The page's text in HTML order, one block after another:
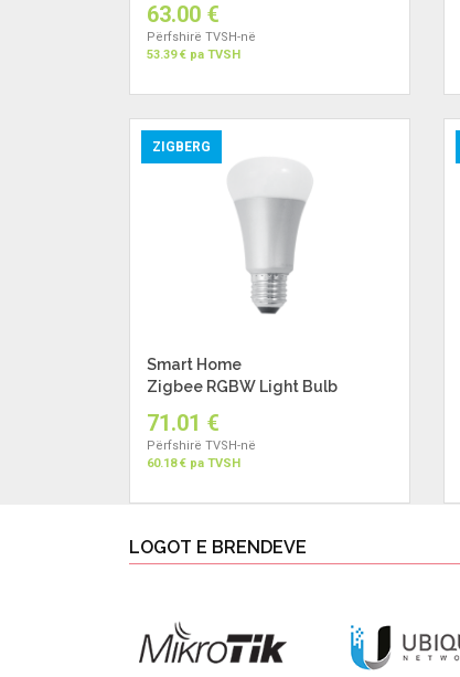
63.00 €
Përfshirë TVSH-në
53.39 € pa TVSH
ZIGBERG
Smart Home
Zigbee RGBW Light Bulb
71.01 €
Përfshirë TVSH-në
60.18 € pa TVSH
LOGOT E BRENDEVE